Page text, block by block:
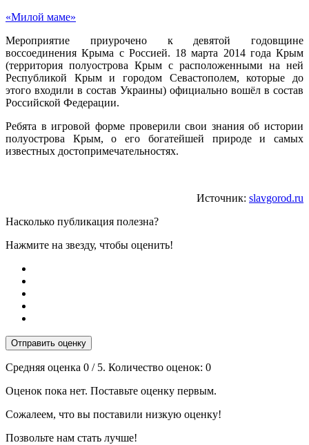
«Милой маме»
Мероприятие приурочено к девятой годовщине
воссоединения Крыма с Россией. 18 марта 2014 года Крым
(территория полуострова Крым с расположенными на ней
Республикой Крым и городом Севастополем, которые до
этого входили в состав Украины) официально вошёл в состав
Российской Федерации.
Ребята в игровой форме проверили свои знания об истории
полуострова Крым, о его богатейшей природе и самых
известных достопримечательностях.
Источник: slavgorod.ru
Насколько публикация полезна?
Нажмите на звезду, чтобы оценить!
Отправить оценку
Средняя оценка 0 / 5. Количество оценок: 0
Оценок пока нет. Поставьте оценку первым.
Сожалеем, что вы поставили низкую оценку!
Позвольте нам стать лучше!